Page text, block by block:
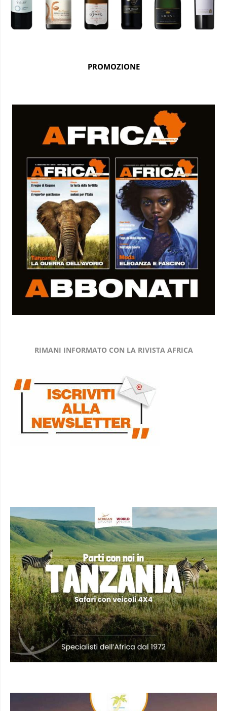
PROMOZIONE
RIMANI INFORMATO CON LA RIVISTA AFRICA